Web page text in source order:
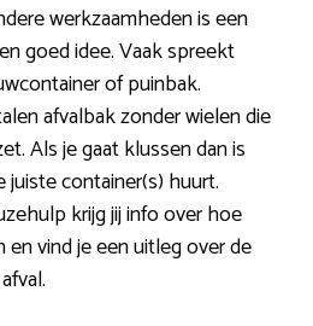
werkzaamheden is een
goed idee. Vaak spreekt
of puinbak.
afvalbak zonder wielen die
Als je gaat klussen dan is
container(s) huurt.
krijg jij info over hoe
vind je een uitleg over de